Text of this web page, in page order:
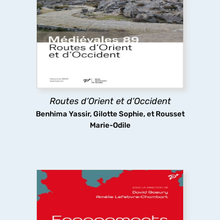
Routes d’Orient et d’Occident
Benhima Yassir, Gilotte Sophie, et Rousset
Marie-Odile
Pèlerins, marchands et autres voyageurs
sillonnent les routes médiévales, y compris dans
des espaces inhospitaliers, ignorant sans doute
que les infrastructures routières qu’ils
découvrir
Engagements. Faire de la géographie au